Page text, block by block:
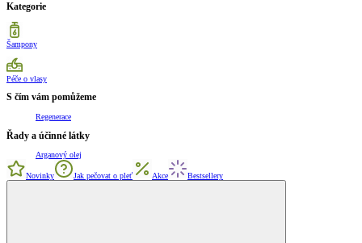
Kategorie
Šampony
Péče o vlasy
S čím vám pomůžeme
Regenerace
Řady a účinné látky
Arganový olej
Novinky Jak pečovat o pleť Akce Bestsellery